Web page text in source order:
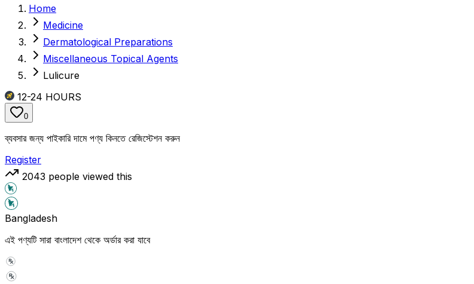
Home
Medicine
Dermatological Preparations
Miscellaneous Topical Agents
Lulicure
12-24 HOURS
0
ব্যবসার জন্য পাইকারি দামে পণ্য কিনতে রেজিস্টেশন করুন
Register
2043 people viewed this
Bangladesh
এই পণ্যটি সারা বাংলাদেশ থেকে অর্ডার করা যাবে